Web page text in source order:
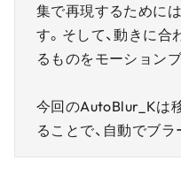
集で再現するために
す。そして、動きに
るものをモーション
今回のAutoBlur_Kは
ることで、自動でブ